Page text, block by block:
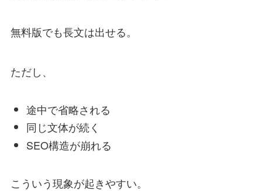
無料版でも長文は出せる。
ただし、
途中で省略される
同じ文体が続く
SEO構造が崩れる
こういう現象が起きやすい。